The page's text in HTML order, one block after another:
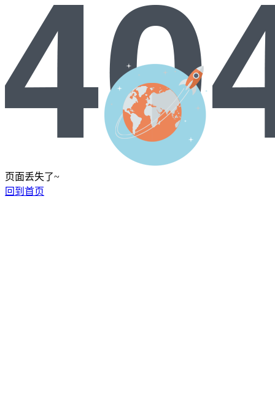
页面丢失了~
回到首页